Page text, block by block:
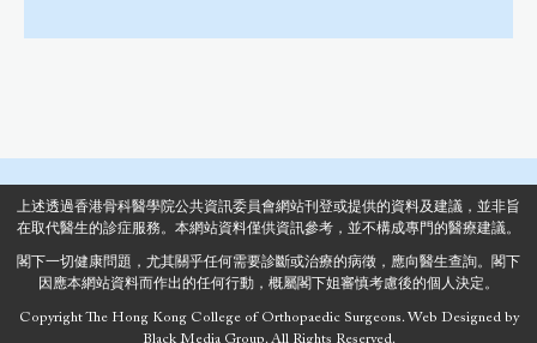
上述透過香港骨科醫學院公共資訊委員會網站刊登或提供的資料及建議，並非旨
在取代醫生的診症服務。本網站資料僅供資訊參考，並不構成專門的醫療建議。
閣下一切健康問題，尤其關乎任何需要診斷或治療的病徵，應向醫生查詢。閣下
因應本網站資料而作出的任何行動，概屬閣下姐審慎考慮後的個人決定。
Copyright The Hong Kong College of Orthopaedic Surgeons.Web Designedby
Black Media Group.All Rights Reserved.